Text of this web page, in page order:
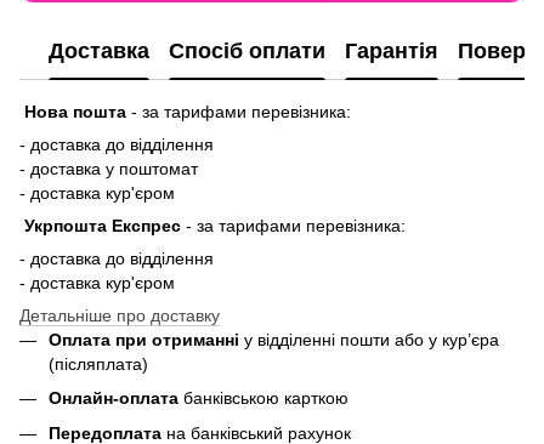
Доставка Спосіб оплати Гарантія
Нова пошта - за тарифами перевізника:
- доставка до відділення
- доставка у поштомат
- доставка кур'єром
Укрпошта Експрес - за тарифами перевізника:
- доставка до відділення
- доставка кур'єром
Детальніше про доставку
Оплата при отриманні у відділенні пошти або у кур’єра
(післяплата)
Онлайн-оплата банківською карткою
Передоплата на банківський рахунок